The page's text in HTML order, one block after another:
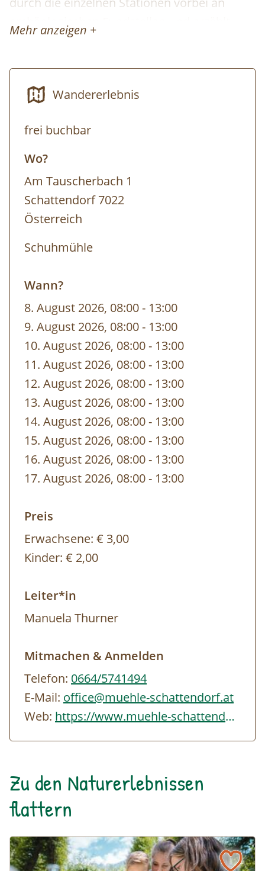
archäologischen Fundstellen und erzählt
mehr über Schattendorfs vergangene
5 Personen
Dauer: 5 h
Mehr anzeigen +
Wandererlebnis
frei buchbar
Wo?
Am Tauscherbach 1
Schattendorf 7022
Österreich
Schuhmühle
Wann?
8. August 2026, 08:00- bis
13:00
9. August 2026, 08:00- bis
13:00
10. August 2026, 08:00- bis
13:00
11. August 2026, 08:00- bis
13:00
12. August 2026, 08:00- bis
13:00
13. August 2026, 08:00- bis
13:00
14. August 2026, 08:00- bis
13:00
15. August 2026, 08:00- bis
13:00
16. August 2026, 08:00- bis
13:00
17. August 2026, 08:00- bis
13:00
Preis
Erwachsene: € 3,00
Kinder: € 2,00
Leiter*in
Manuela Thurner
Mitmachen & Anmelden
Telefon: 0664/5741494
E-Mail: office@muehle-schattendorf.at
Web:
https://www.muehle-schattendorf.at/index.php
Zu den Naturerlebnissen
flattern